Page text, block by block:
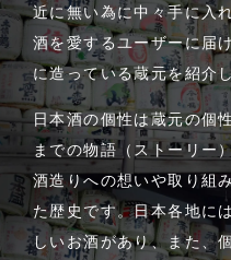
近に無い為に中々手に入
酒を愛するユーザーに届
に造っている蔵元を紹介
日本酒の個性は蔵元の個
までの物語（ストーリー
酒造りへの想いや取り組
た歴史です。日本各地に
しいお酒があり、また、